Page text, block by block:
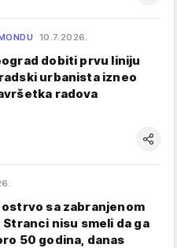
10.7.2026.
dobiti prvu liniju
urbanista izneo
radova
sa zabranjenom
nisu smeli da ga
50 godina, danas